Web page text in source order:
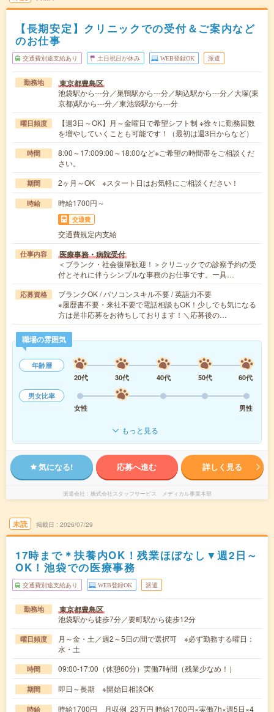
【長期安定】クリニックでの受付＆ご案内など
のお仕事
交通費別途支給あり 土日祝日が休み WEB登録OK 派遣
勤務地 東京都豊島区
池袋駅から---分／巣鴨駅から---分／駒込駅から---分／大塚(東
京都)駅から---分／東池袋駅から---分
曜日頻度
【週3日～OK】月～金曜日で希望シフト制 ※徐々に勤務回数
を増やしていくことも可能です！（最初は週3日からなど）
時間
8:00～17:009:00～18:00など※ご希望の時間帯をご相談くだ
さい。
期間 2ヶ月～OK ※スタート日はお気軽にご相談ください！
時給 時給1700円～
交通費
交通費規定内支給
仕事内容 医療事務・病院受付
＜ブランク・社会復帰歓迎！＞クリニックでの診察予約の受
付とそれに伴うシンプルな事務のお仕事です。ー具…
応募資格
ブランクOK / パソコンスキル不要 / 英語力不要
※履歴書不要・来社不要で電話相談もOK！少しでも気になる
方は是非応募をお待ちしております！＼応募後の…
職場の雰囲気
年齢層
20代
30代 40代 50代
60代
男女比率
女性
男性
もっと見る
気になる! 応募へ進む 詳しく見る
派遣会社 株式会社スタッフサービス メディカル事業本部
未読 掲載日 2026/07/29
17時まで＊扶養内OK！残業ほぼなし▼週2日～
OK！池袋での医療事務
交通費別途支給あり WEB登録OK 派遣
勤務地 東京都豊島区
池袋駅から徒歩7分／要町駅から徒歩12分
曜日頻度
月～金・土／週2～5日の間で選択可 ※必ず勤務する曜日：
水・土
時間 09:00-17:00（休憩60分）実働7時間（残業少なめ！）
期間 即日～長期 ※開始日相談OK
時給
時給1700円 月収例 23万円 時給1700円×実働7h×週5日×4